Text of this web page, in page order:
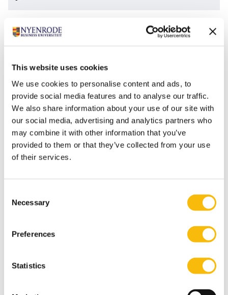
This website uses cookies
We use cookies to personalise content and ads, to
provide social media features and to analyse our traffic.
We also share information about your use of our site with
our social media, advertising and analytics partners who
may combine it with other information that you’ve
provided to them or that they’ve collected from your use
of their services.
Selection
Necessary
Preferences
Statistics
Foto's
+8
Vanuit de zaal gelegen op de 24e versieping van het
WTC Den Haag, heb je een prachtig uitzicht over Den